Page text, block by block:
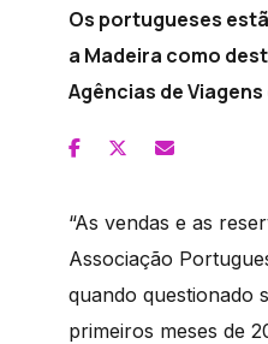
Os portugueses
a Madeira como
Agências de
“As vendas e as
Associação
quando questionado
primeiros meses de